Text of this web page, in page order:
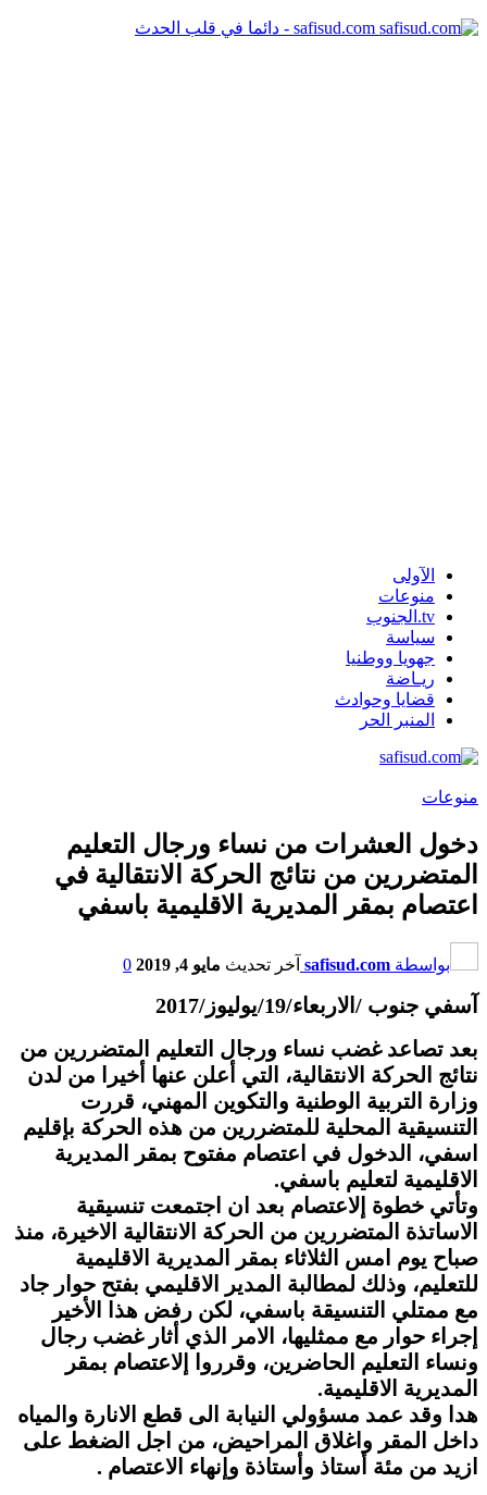
safisud.com - دائما في قلب الحدث
الآولى
منوعات
tv.الجنوب
سياسة
جهويا ووطنيا
ريـاضة
قضايا وحوادث
المنبر الحر
منوعات
دخول العشرات من نساء ورجال التعليم
المتضررين من نتائج الحركة الانتقالية في
اعتصام بمقر المديرية الاقليمية باسفي
بواسطة safisud.com آخر تحديث مايو 4, 2019 0
آسفي جنوب /الاربعاء/19/يوليوز/2017
بعد تصاعد غضب نساء ورجال التعليم المتضررين من
نتائج الحركة الانتقالية، التي أعلن عنها أخيرا من لدن
وزارة التربية الوطنية والتكوين المهني، قررت
التنسيقية المحلية للمتضررين من هذه الحركة بإقليم
اسفي، الدخول في اعتصام مفتوح بمقر المديرية
الاقليمية لتعليم باسفي.
وتأتي خطوة إلاعتصام بعد ان اجتمعت تنسيقية
الاساتذة المتضررين من الحركة الانتقالية الاخيرة، منذ
صباح يوم امس الثلاثاء بمقر المديرية الاقليمية
للتعليم، وذلك لمطالبة المدير الاقليمي بفتح حوار جاد
مع ممتلي التنسيقة باسفي، لكن رفض هذا الأخير
إجراء حوار مع ممثليها، الامر الذي أثار غضب رجال
ونساء التعليم الحاضرين، وقرروا إلاعتصام بمقر
المديرية الاقليمية.
هدا وقد عمد مسؤولي النيابة الى قطع الانارة والمياه
داخل المقر واغلاق المراحيض، من اجل الضغط على
ازيد من مئة أستاذ وأستاذة وإنهاء الاعتصام .